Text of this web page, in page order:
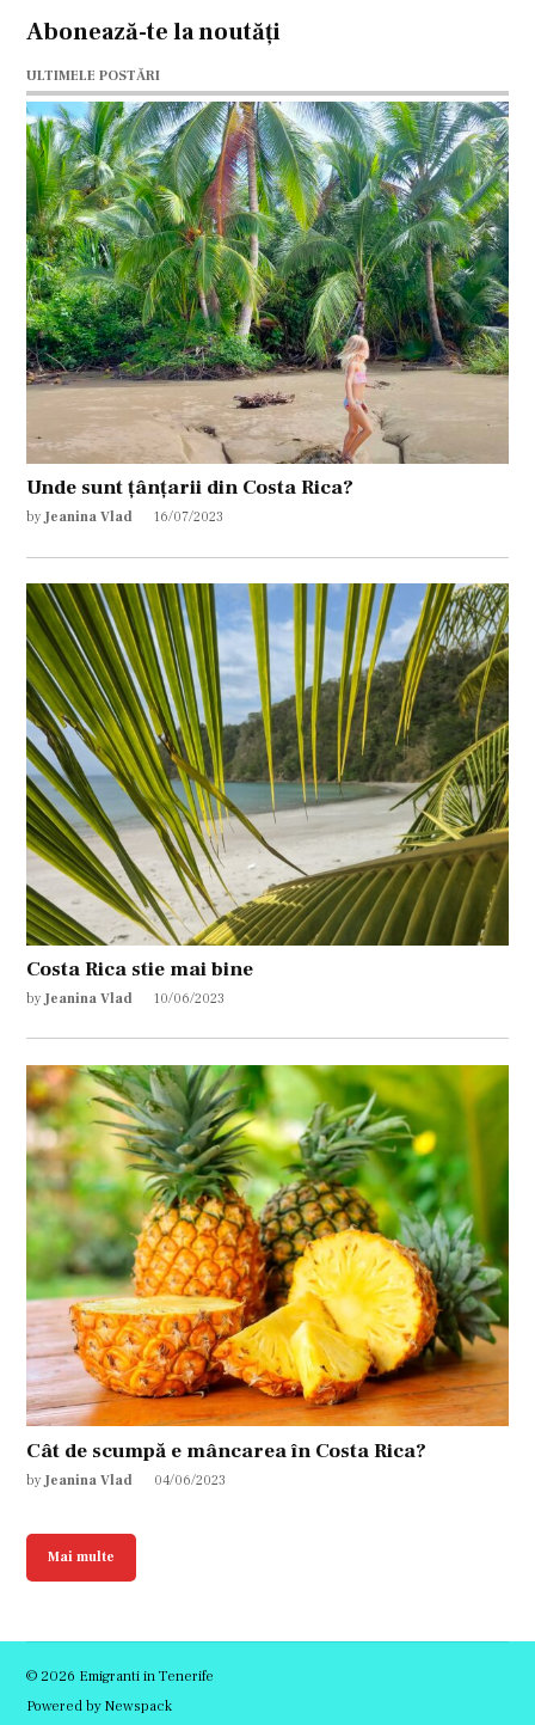
Abonează-te la noutăți
ULTIMELE POSTĂRI
Unde sunt țânțarii din Costa Rica?
by Jeanina Vlad 16/07/2023
Costa Rica stie mai bine
by Jeanina Vlad 10/06/2023
Cât de scumpă e mâncarea în Costa Rica?
by Jeanina Vlad 04/06/2023
Mai multe
© 2026 Emigranti in Tenerife
Powered by Newspack